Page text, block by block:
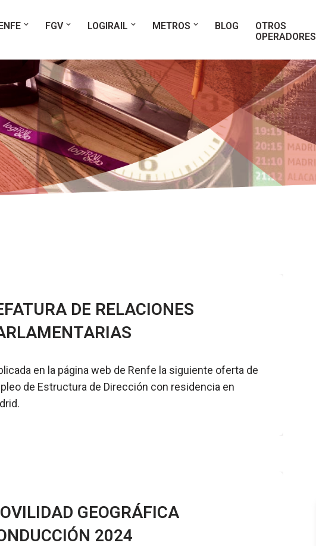
FGV LOGIRAIL METROS BLOG
OTROS
OPERADORES
DE RELACIONES
en la página web de Renfe la siguiente oferta de
de Estructura de Dirección con residencia en
GEOGRÁFICA
2024